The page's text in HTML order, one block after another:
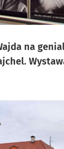
na
zdjęć